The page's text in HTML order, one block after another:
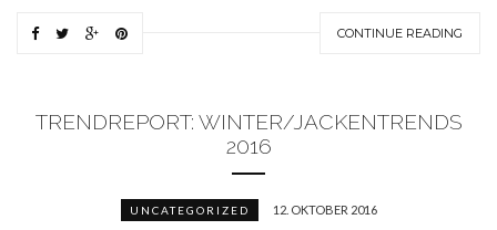
CONTINUE READING
TRENDREPORT: WINTER/JACKENTRENDS
2016
UNCATEGORIZED 12. OKTOBER 2016